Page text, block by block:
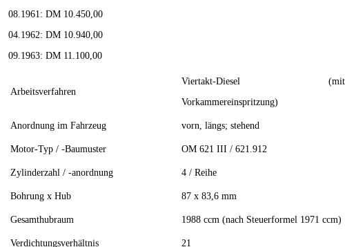
08.1961: DM 10.450,00
04.1962: DM 10.940,00
09.1963: DM 11.100,00
Arbeitsverfahren
Viertakt-Diesel (mit
Vorkammereinspritzung)
Anordnung im Fahrzeug vorn, längs; stehend
Motor-Typ / -Baumuster OM 621 III / 621.912
Zylinderzahl / -anordnung 4 / Reihe
Bohrung x Hub 87 x 83,6 mm
Gesamthubraum 1988 ccm (nach Steuerformel 1971 ccm)
Verdichtungsverhältnis 21